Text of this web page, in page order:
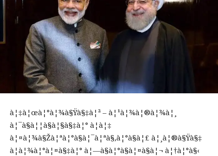
à¦‡à¦œà¦°à¦¾à§Ÿà§‡à¦² – à¦¹à¦¾à¦®à¦¾à¦¸
à¦¯à§à¦¦à§à¦§à§‡à¦° à¦à¦‡
à¦¤à¦¾à§Žà¦ªà¦°à§à¦¯à¦ªà§‚à¦°à§à¦£ à¦¸à¦®à§Ÿà§‡
à¦­à¦¾à¦°à¦¤à§‡à¦° à¦—à§à¦°à§à¦¤à§à¦¬ à¦†à¦°à§‹